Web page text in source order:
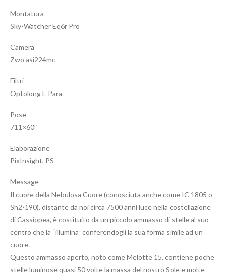
Montatura
Sky-Watcher Eq6r Pro
Camera
Zwo asi224mc
Filtri
Optolong L-Para
Pose
711×60″
Elaborazione
PixInsight, PS
Message
Il cuore della Nebulosa Cuore (conosciuta anche come IC 1805 o
Sh2-190), distante da noi circa 7500 anni luce nella costellazione
di Cassiopea, è costituito da un piccolo ammasso di stelle al suo
centro che la “illumina” conferendogli la sua forma simile ad un
cuore.
Questo ammasso aperto, noto come Melotte 15, contiene poche
stelle luminose quasi 50 volte la massa del nostro Sole e molte